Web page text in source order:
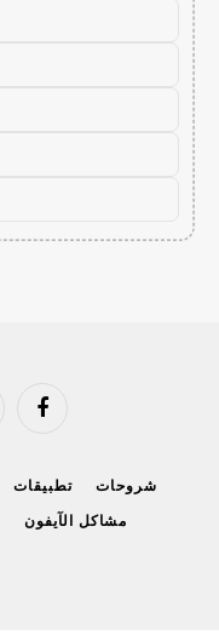
فيسبوك
شروحات تطبيقات
مشاكل الآيفون